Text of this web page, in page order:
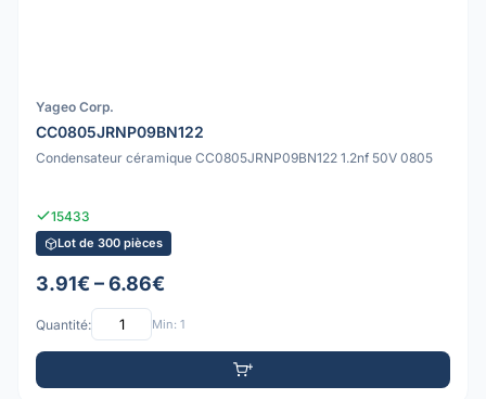
Yageo Corp.
CC0805JRNP09BN122
Condensateur céramique CC0805JRNP09BN122 1.2nf 50V 0805
15433
Lot de 300 pièces
3.91€ – 6.86€
Quantité: Min: 1